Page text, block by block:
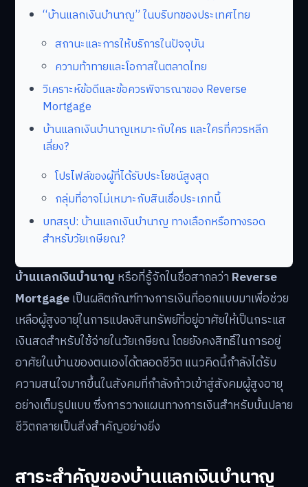
“บ้านแลกเงินบำนาญ” ในบริบทของประเทศไทย
สถานะและการให้บริการในปัจจุบัน
ความท้าทายและโอกาสในตลาดไทย
วิเคราะห์ข้อดีและข้อควรพิจารณาของ Reverse
Mortgage
บ้านแลกเงินบำนาญเหมาะกับใคร และใครที่ควรหลีก
เลี่ยง?
โปรไฟล์ของผู้ที่ได้รับประโยชน์สูงสุด
กลุ่มที่อาจไม่เหมาะกับสินเชื่อประเภทนี้
บทสรุป: บ้านแลกเงินบำนาญ ทางเลือกหรือทางรอด
สำหรับวัยเกษียณ?
บ้านแลกเงินบำนาญ หรือที่รู้จักในชื่อสากลว่า Reverse
Mortgageเป็นผลิตภัณฑ์ทางการเงินที่ออกแบบมาเพื่อช่วย
เหลือผู้สูงอายุในการแปลงสินทรัพย์ที่อยู่อาศัยให้เป็นกระแส
เงินสดสำหรับใช้จ่ายในวัยเกษียณ โดยยังคงสิทธิ์ในการอยู่
อาศัยในบ้านของตนเองได้ตลอดชีวิต แนวคิดนี้กำลังได้รับ
ความสนใจมากขึ้นในสังคมที่กำลังก้าวเข้าสู่สังคมผู้สูงอายุ
อย่างเต็มรูปแบบ ซึ่งการวางแผนทางการเงินสำหรับบั้นปลาย
ชีวิตกลายเป็นสิ่งสำคัญอย่างยิ่ง
สาระสำคัญของบ้านแลกเงินบำนาญ